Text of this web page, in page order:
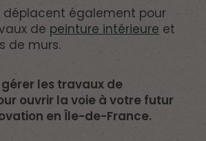
déplacent également pour
de peinture intérieure et
de murs.
les travaux de
ouvrir la voie à votre futur
en Île-de-France.